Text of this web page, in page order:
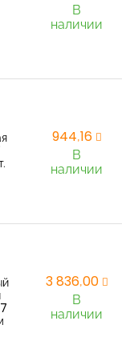
В
наличии
944,16
В
наличии
3 836,00
В
наличии